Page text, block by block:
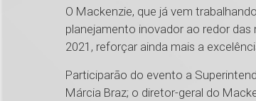
O Mackenzie, que já vem
planejamento inovador ao redor
2021, reforçar ainda mais a
Participarão do evento a
Márcia Braz; o diretor-geral do